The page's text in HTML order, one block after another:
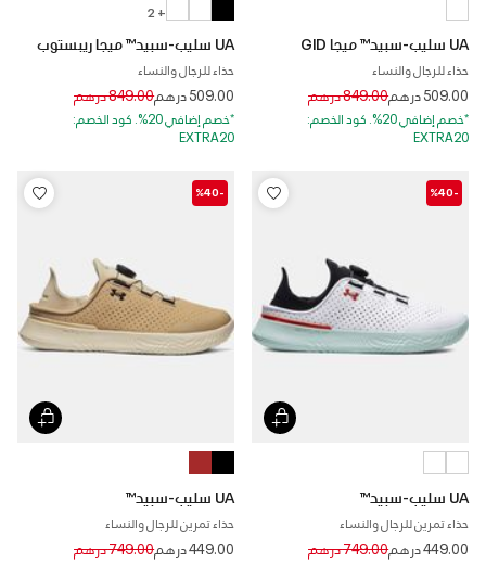
UA سليب-سبيد™ ميجا GID
حذاء للرجال والنساء
509.00 درهم Price reduced from
849.00 درهم to
*خصم إضافي 20%. كود الخصم:
EXTRA20
+ 2
UA سليب-سبيد™ ميجا ريبستوب
حذاء للرجال والنساء
509.00 درهم Price reduced from
849.00 درهم to
*خصم إضافي 20%. كود الخصم:
EXTRA20
-%40
UA سليب-سبيد™
حذاء تمرين للرجال والنساء
449.00 درهم Price reduced from
749.00 درهم to
-%40
UA سليب-سبيد™
حذاء تمرين للرجال والنساء
449.00 درهم Price reduced from
749.00 درهم to